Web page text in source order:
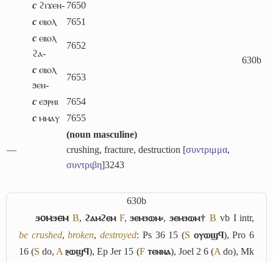
630b
c ϩⲓϫⲉⲛ- 7650
c ⲉⲃⲟⲗ
7651
c ⲉⲃⲟⲗ
ϩⲁ-
7652
c ⲉⲃⲟⲗ
ϧⲉⲛ-
7653
c ⲉϧⲣⲏⲓ
7654
c ⲙⲙⲁⲩ 7655
―
(noun masculine)
crushing, fracture, destruction [συντριμμα,
συντριβη]3243
630b
ϧⲟⲙϧⲉⲙ B, ϩⲁⲙϩⲉⲙ F,ϧⲉⲙϧⲱⲙ⸗, ϧⲉⲙϧⲱⲙ† B vb Iintr,
be crushed,broken,destroyed: Ps 36 15 (S ⲟⲩⲱϣϥ), Pro 6
16 (S do, A ⳉⲱϣϥ), Ep Jer 15 (F ⲧⲉⲛⲛⲁ), Joel 2 6 (A do), Mk